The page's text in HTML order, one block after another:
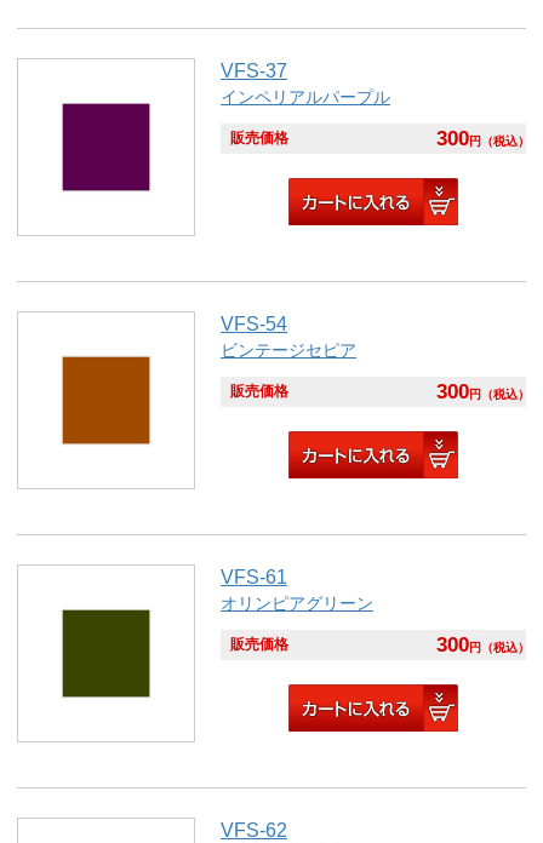
VFS-37
インペリアルパープル
販売価格 300円 （税込）
VFS-54
ビンテージセピア
販売価格 300円 （税込）
VFS-61
オリンピアグリーン
販売価格 300円 （税込）
VFS-62